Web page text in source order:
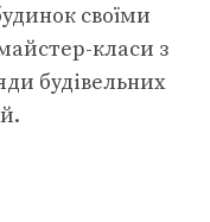
своїми
класи з
будівельних